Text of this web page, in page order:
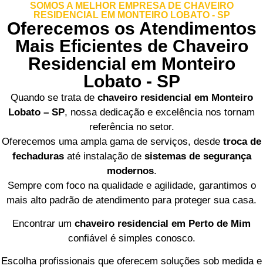
SOMOS A MELHOR EMPRESA DE CHAVEIRO
RESIDENCIAL EM MONTEIRO LOBATO - SP
Oferecemos os Atendimentos
Mais Eficientes de Chaveiro
Residencial em Monteiro
Lobato - SP
Quando se trata de chaveiro residencial em Monteiro
Lobato – SP, nossa dedicação e excelência nos tornam
referência no setor.
Oferecemos uma ampla gama de serviços, desde troca de
fechadurasaté instalação de sistemas de segurança
modernos.
Sempre com foco na qualidade e agilidade, garantimos o
mais alto padrão de atendimento para proteger sua casa.
Encontrar um chaveiro residencial em Perto de Mim
confiável é simples conosco.
Escolha profissionais que oferecem soluções sob medida e